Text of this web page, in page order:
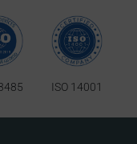
ISO 14001